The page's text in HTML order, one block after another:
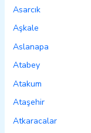
Asarcık
Aşkale
Aslanapa
Atabey
Atakum
Ataşehir
Atkaracalar